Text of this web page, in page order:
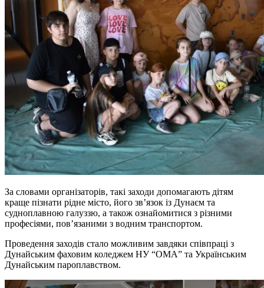
За словами організаторів, такі заходи допомагають дітям
краще пізнати рідне місто, його зв’язок із Дунаєм та
судноплавною галуззю, а також ознайомитися з різними
професіями, пов’язаними з водним транспортом.
Проведення заходів стало можливим завдяки співпраці з
Дунайським фаховим коледжем НУ “ОМА” та Українським
Дунайським пароплавством.